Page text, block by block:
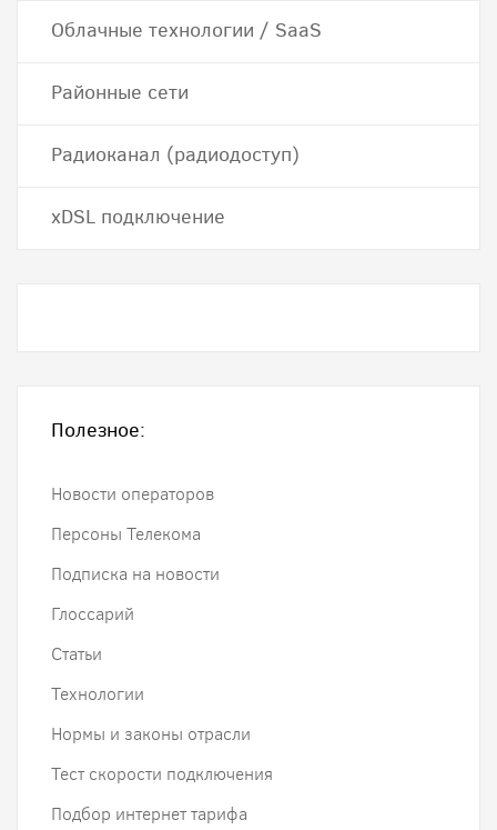
Облачные технологии / SaaS
Районные сети
Радиоканал (радиодоступ)
хDSL подключение
Полезное:
Новости операторов
Персоны Телекома
Подписка на новости
Глоссарий
Статьи
Технологии
Нормы и законы отрасли
Тест скорости подключения
Подбор интернет тарифа